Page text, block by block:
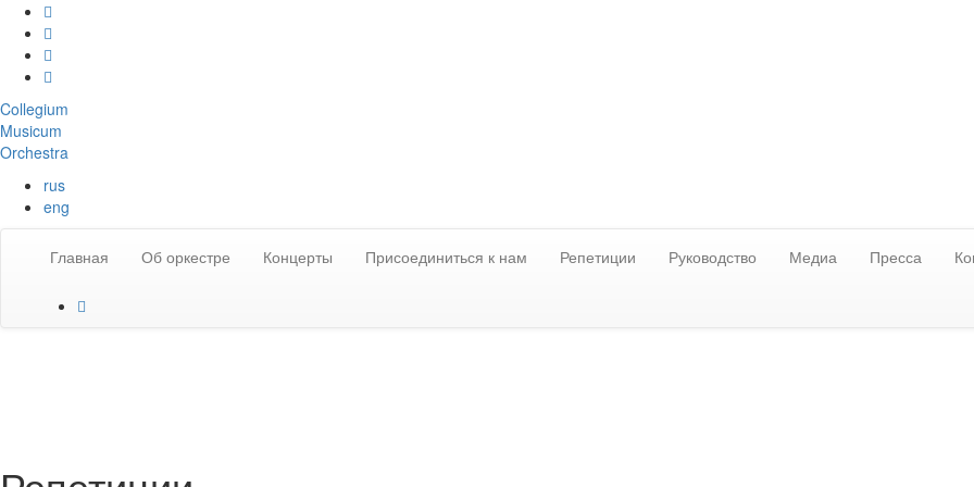
Collegium
Musicum
Orchestra
rus
eng
Главная Об оркестре Концерты Присоединиться к нам Репетиции Руководство Медиа Пресса